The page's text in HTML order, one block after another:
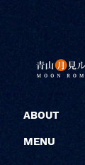
ABOUT
MENU